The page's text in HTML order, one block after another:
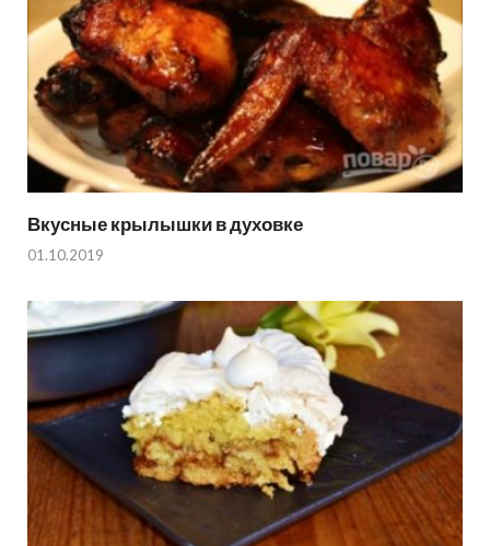
Вкусные крылышки в духовке
01.10.2019